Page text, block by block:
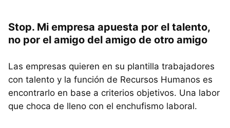
Stop. Mi empresa apuesta por el talento,
no por el amigo del amigo de otro amigo
Las empresas quieren en su plantilla trabajadores
con talento y la función de Recursos Humanos es
encontrarlo en base a criterios objetivos. Una labor
que choca de lleno con el enchufismo laboral.